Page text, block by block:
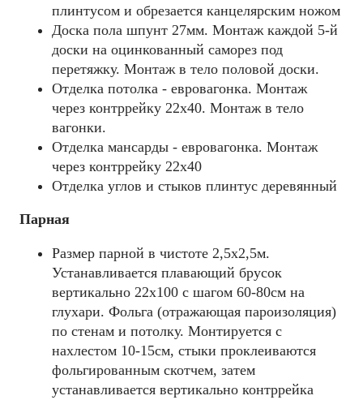
плинтусом и обрезается канцелярским ножом
Доска пола шпунт 27мм. Монтаж каждой 5-й
доски на оцинкованный саморез под
перетяжку. Монтаж в тело половой доски.
Отделка потолка - евровагонка. Монтаж
через контррейку 22х40. Монтаж в тело
вагонки.
Отделка мансарды - евровагонка. Монтаж
через контррейку 22х40
Отделка углов и стыков плинтус деревянный
Парная
Размер парной в чистоте 2,5х2,5м.
Устанавливается плавающий брусок
вертикально 22х100 с шагом 60-80см на
глухари. Фольга (отражающая пароизоляция)
по стенам и потолку. Монтируется с
нахлестом 10-15см, стыки проклеиваются
фольгированным скотчем, затем
устанавливается вертикально контррейка